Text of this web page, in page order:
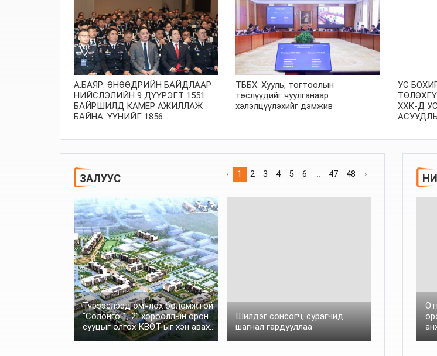
А.БАЯР: ӨНӨӨДРИЙН БАЙДЛААР
НИЙСЛЭЛИЙН 9 ДҮҮРЭГТ 1551
БАЙРШИЛД КАМЕР АЖИЛЛАЖ
БАЙНА. ҮҮНИЙГ 1856
ТББХ: Хууль, тогтоолын
төслүүдийг чуулганаар
хэлэлцүүлэхийг дэмжив
УС
ХХК-Д
ЗАЛУУС ‹ 1 2 3 4 5 6 ... 47 48 ›
Түрээслээд өмчлөх боломжтой
“Солонго 1, 2” хорооллын орон
сууцыг олгох КВОТ-ыг хэн авах
боломжтой вэ
Шилдэг сонсогч, сурагчид
шагнал гардууллаа